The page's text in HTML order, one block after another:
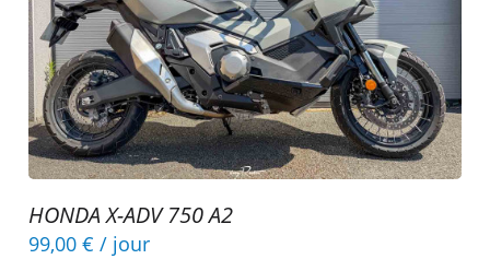
HONDA X-ADV 750 A2
99,00 € / jour